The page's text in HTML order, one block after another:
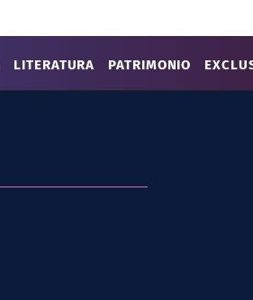
LITERATURA PATRIMONIO